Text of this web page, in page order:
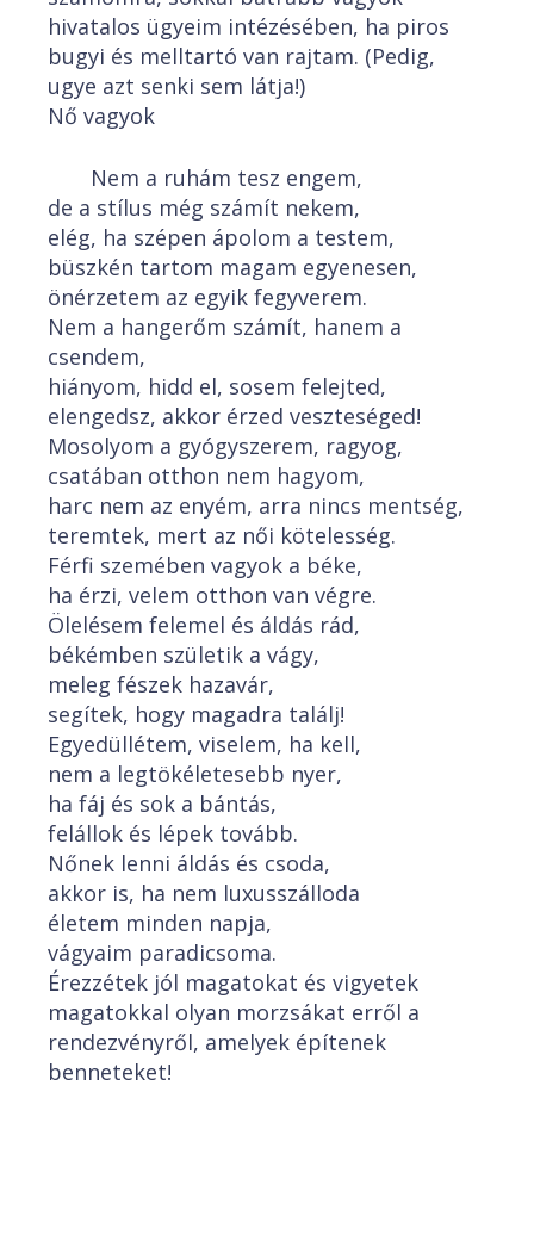
hivatalos ügyeim intézésében, ha piros
bugyi és melltartó van rajtam. (Pedig,
ugye azt senki sem látja!)
Nő vagyok
Nem a ruhám tesz engem,
de a stílus még számít nekem,
elég, ha szépen ápolom a testem,
büszkén tartom magam egyenesen,
önérzetem az egyik fegyverem.
Nem a hangerőm számít, hanem a
csendem,
hiányom, hidd el, sosem felejted,
elengedsz, akkor érzed veszteséged!
Mosolyom a gyógyszerem, ragyog,
csatában otthon nem hagyom,
harc nem az enyém, arra nincs mentség,
teremtek, mert az női kötelesség.
Férfi szemében vagyok a béke,
ha érzi, velem otthon van végre.
Ölelésem felemel és áldás rád,
békémben születik a vágy,
meleg fészek hazavár,
segítek, hogy magadra találj!
Egyedüllétem, viselem, ha kell,
nem a legtökéletesebb nyer,
ha fáj és sok a bántás,
felállok és lépek tovább.
Nőnek lenni áldás és csoda,
akkor is, ha nem luxusszálloda
életem minden napja,
vágyaim paradicsoma.
Érezzétek jól magatokat és vigyetek
magatokkal olyan morzsákat erről a
rendezvényről, amelyek építenek
benneteket!